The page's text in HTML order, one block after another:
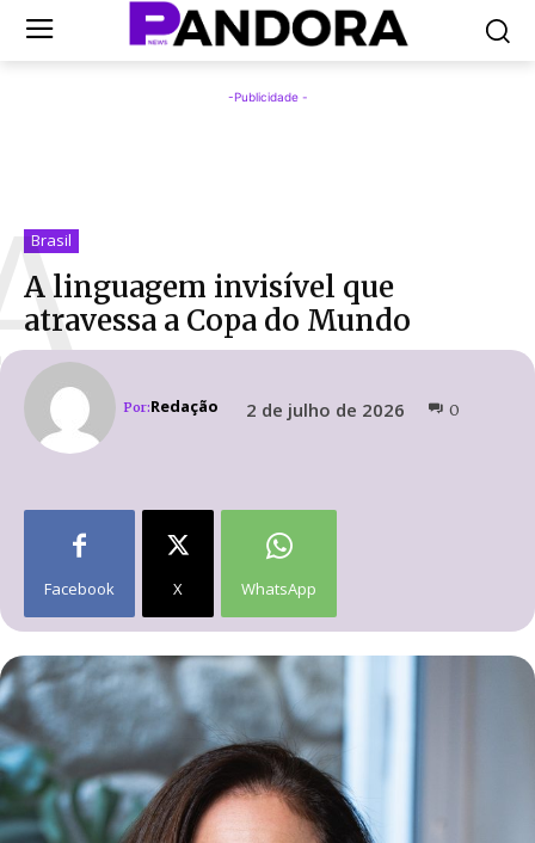
-Publicidade -
Brasil
A linguagem invisível que
atravessa a Copa do Mundo
Por:Redação 2 de julho de 2026 0
Facebook X WhatsApp